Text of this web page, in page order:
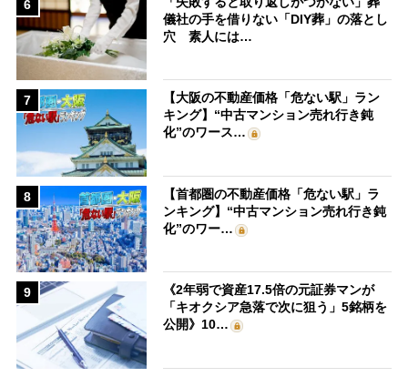
6
儀社の手を借りない「DIY葬」の落とし
穴 素人には…
7
【大阪の不動産価格「危ない駅」ラン
キング】“中古マンション売れ行き鈍
化”のワース…
8
【首都圏の不動産価格「危ない駅」ラ
ンキング】“中古マンション売れ行き鈍
化”のワー…
9
《2年弱で資産17.5倍の元証券マンが
「キオクシア急落で次に狙う」5銘柄を
公開》10…